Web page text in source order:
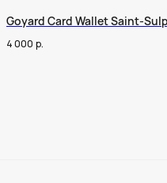
Goyard Card Wallet Saint-
4 000 р.